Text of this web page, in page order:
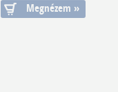
Megnézem »